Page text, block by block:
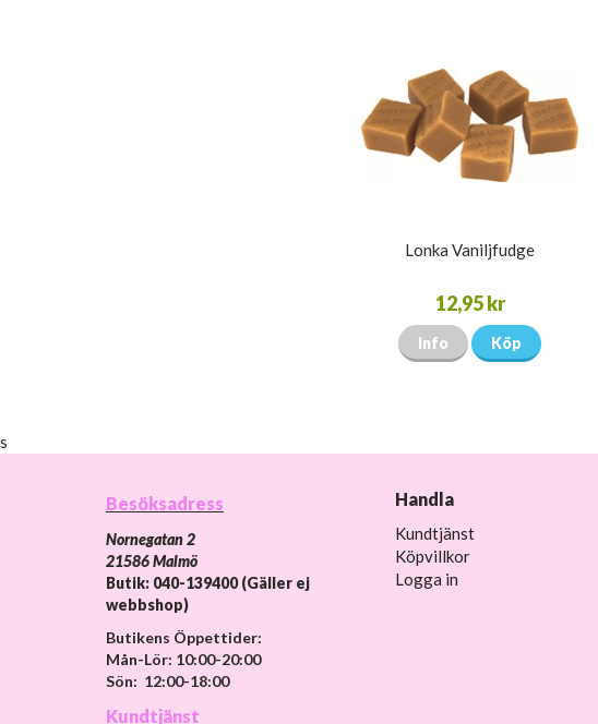
Lonka Vaniljfudge
12,95 kr
Info Köp
s
Besöksadress
Nornegatan 2
21586 Malmö
Butik: 040-139400 (Gäller ej
webbshop)
Butikens Öppettider:
Mån-Lör: 10:00-20:00
Sön: 12:00-18:00
Kundtjänst
Handla
Kundtjänst
Köpvillkor
Logga in